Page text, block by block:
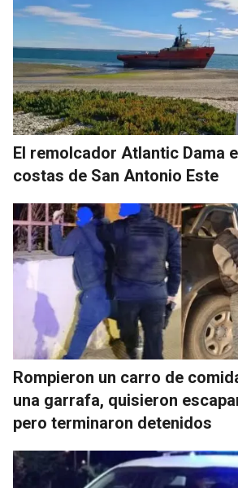
El remolcador Atlantic Dama
costas de San Antonio Este
Rompieron un carro de
una garrafa, quisieron
pero terminaron detenidos